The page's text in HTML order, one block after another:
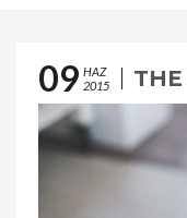
09 HAZ
2015